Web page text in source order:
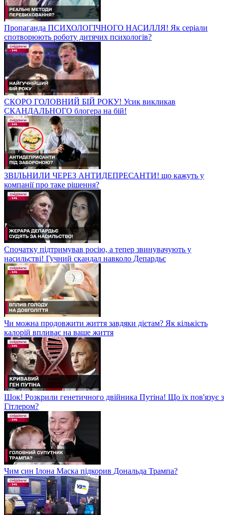
Пропаганда ПСИХОЛОГІЧНОГО НАСИЛЛЯ! Як серіали
спотворюють роботу дитячих психологів?
СКОРО ГОЛОВНИЙ БІЙ РОКУ! Усик викликав
СКАНДАЛЬНОГО блогера на бій!
ЗВІЛЬНИЛИ ЧЕРЕЗ АНТИДЕПРЕСАНТИ! що кажуть у
компанії про таке рішення?
Спочатку підтримував росію, а тепер звинувачують у
насильстві! Гучний скандал навколо Депардьє
Чи можна продовжити життя завдяки дієтам? Як кількість
калорій впливає на ваше життя
Шок! Розкрили генетичного двійника Путіна! Що їх пов'язує з
Гітлером?
Чим син Ілона Маска підкорив Дональда Трампа?